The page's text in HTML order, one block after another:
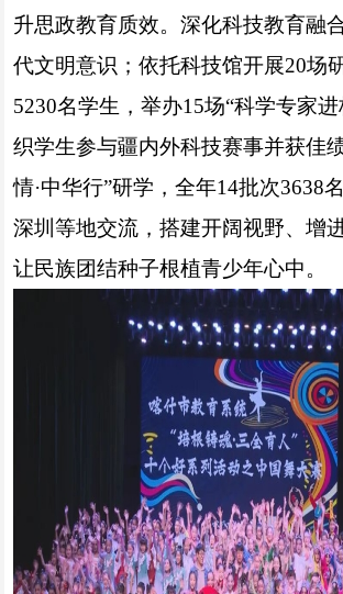
升思政教育质效。深化科技教育融
代文明意识；依托科技馆开展20场
5230名学生，举办15场“科学专家进
织学生参与疆内外科技赛事并获佳
情·中华行”研学，全年14批次3638
深圳等地交流，搭建开阔视野、增
让民族团结种子根植青少年心中。